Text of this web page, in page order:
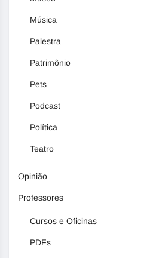
Música
Palestra
Patrimônio
Pets
Podcast
Política
Teatro
Opinião
Professores
Cursos e Oficinas
PDFs